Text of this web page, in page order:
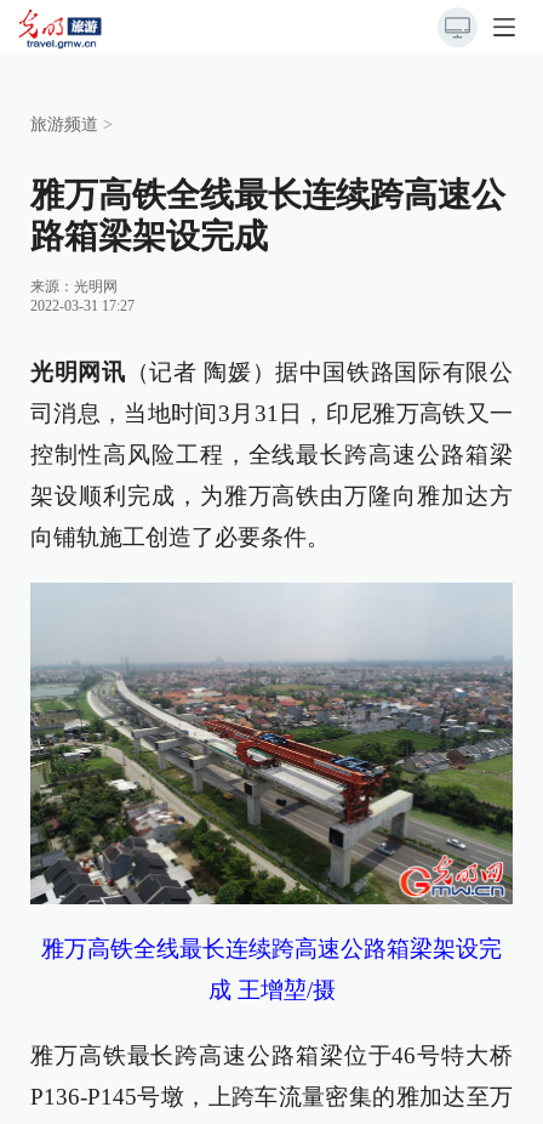
旅游频道 >
雅万高铁全线最长连续跨高速公
路箱梁架设完成
来源： 光明网
2022-03-31 17:27
光明网讯 （记者 陶媛）据中国铁路国际有限公
司消息，当地时间3月31日，印尼雅万高铁又一
控制性高风险工程，全线最长跨高速公路箱梁
架设顺利完成，为雅万高铁由万隆向雅加达方
向铺轨施工创造了必要条件。
雅万高铁全线最长连续跨高速公路箱梁架设完
成 王增堃/摄
雅万高铁最长跨高速公路箱梁位于46号特大桥
P136-P145号墩，上跨车流量密集的雅加达至万